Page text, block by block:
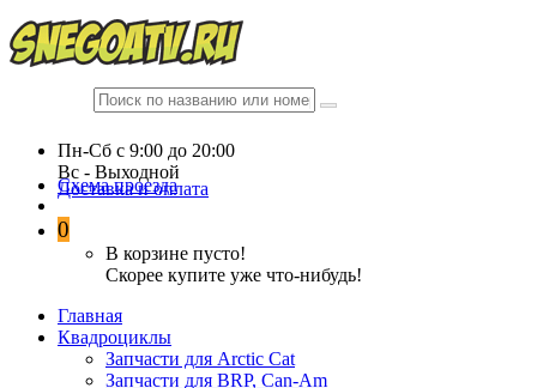
Пн-Сб c 9:00 до 20:00
Вc - Выходной
Схема проезда
Доставка и оплата
0
В корзине пусто!
Скорее купите уже что-нибудь!
Главная
Квадроциклы
Запчасти для Arctic Cat
Запчасти для BRP, Can-Am